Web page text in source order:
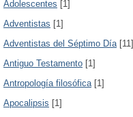
Adolescentes [1]
Adventistas [1]
Adventistas del Séptimo Día[11]
Antiguo Testamento [1]
Antropología filosófica[1]
Apocalipsis [1]